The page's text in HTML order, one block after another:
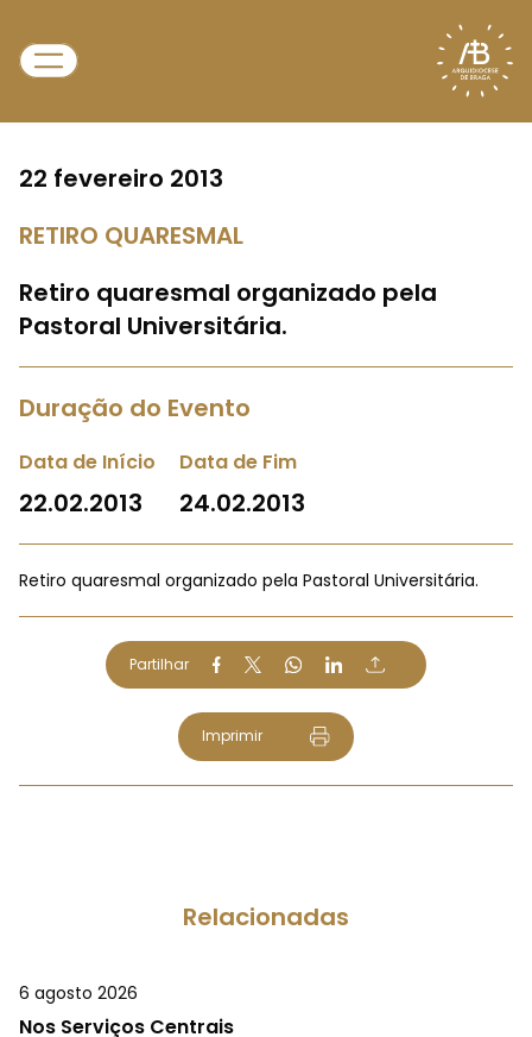
22 fevereiro 2013
RETIRO QUARESMAL
Retiro quaresmal organizado pela
Pastoral Universitária.
Duração do Evento
Data de Início
22.02.2013
Data de Fim
24.02.2013
Retiro quaresmal organizado pela Pastoral Universitária.
Partilhar
Imprimir
Relacionadas
6 agosto 2026
Nos Serviços Centrais